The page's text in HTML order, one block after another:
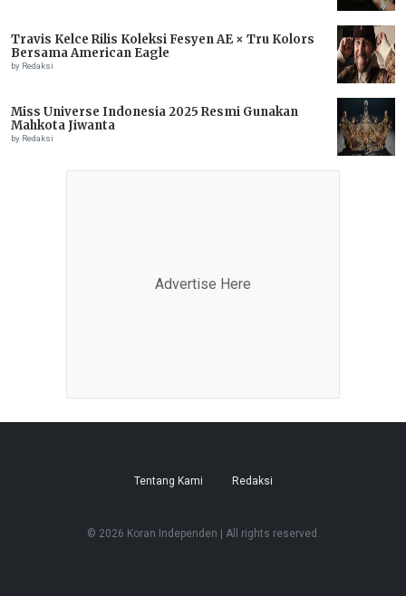
Travis Kelce Rilis Koleksi Fesyen AE × Tru Kolors
Bersama American Eagle
by Redaksi
Miss Universe Indonesia 2025 Resmi Gunakan
Mahkota Jiwanta
by Redaksi
Advertise Here
Tentang Kami Redaksi
© 2026 Koran Independen | All rights reserved.